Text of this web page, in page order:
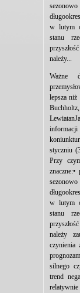
w lutym
stanu
należy...
Ważne
lepsza niż
styczniu
Przy
w lutym
stanu
należy
czynienia
silnego
trend